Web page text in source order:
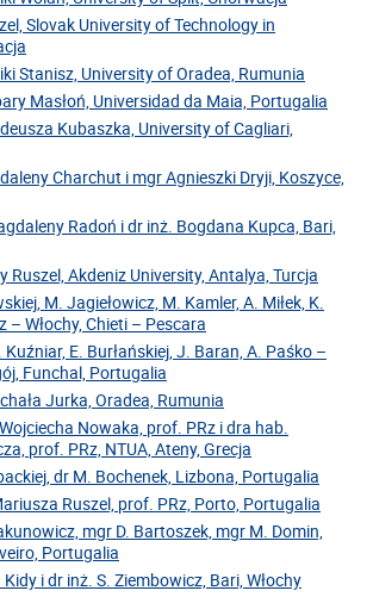
Slovak University of Technology in
Stanisz, University of Oradea, Rumunia
Masłoń, Universidad da Maia, Portugalia
Kubaszka, University of Cagliari,
Charchut i mgr Agnieszki Dryji, Koszyce,
Radoń i dr inż. Bogdana Kupca, Bari,
Ruszel, Akdeniz University, Antalya, Turcja
M. Jagiełowicz, M. Kamler, A. Miłek, K.
– Włochy, Chieti – Pescara
E. Burłańskiej, J. Baran, A. Paśko –
Funchal, Portugalia
Jurka, Oradea, Rumunia
Nowaka, prof. PRz i dra hab.
prof. PRz, NTUA, Ateny, Grecja
dr M. Bochenek, Lizbona, Portugalia
Ruszel, prof. PRz, Porto, Portugalia
mgr D. Bartoszek, mgr M. Domin,
Portugalia
i dr inż. S. Ziembowicz, Bari, Włochy